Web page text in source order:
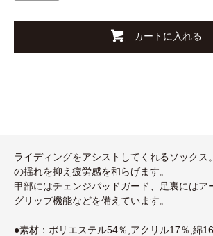
カートに入れる
ライディングをアシストしてくれるソックス
の揺れを抑え疲労感を和らげます。
甲部にはチェンジパッドガード、足裏にはア
グリップ機能などを備えています。
●素材：ポリエステル54％,アクリル17％,綿